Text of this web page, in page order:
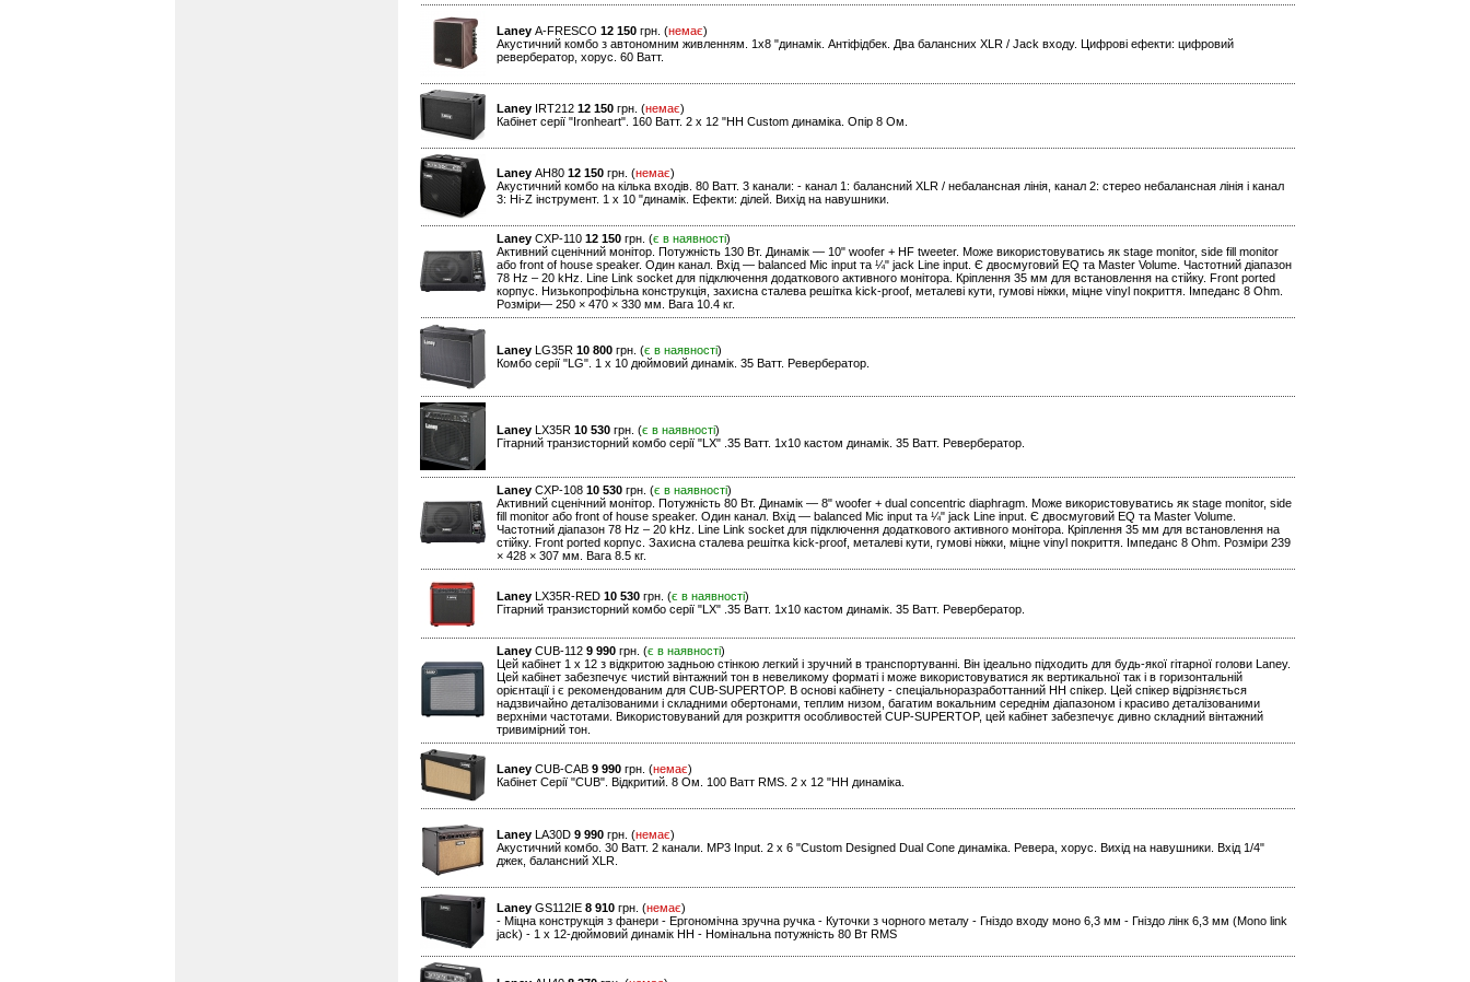
Laney A-FRESCO 12 150 грн. (немає)
Акустичний комбо з автономним живленням. 1х8 "динамік. Антіфідбек. Два балансних XLR / Jack входу. Цифрові ефекти: цифровий
ревербератор, хорус. 60 Ватт.
Laney IRT212 12 150 грн. (немає)
Кабінет серії "Ironheart". 160 Ватт. 2 x 12 "HH Custom динаміка. Опір 8 Ом.
Laney AH80 12 150 грн. (немає)
Акустичний комбо на кілька входів. 80 Ватт. 3 канали: - канал 1: балансний XLR / небалансная лінія, канал 2: стерео небалансная лінія і канал
3: Hi-Z інструмент. 1 x 10 "динамік. Ефекти: ділей. Вихід на навушники.
Laney CXP-110 12 150 грн. (є в наявності)
Активний сценічний монітор. Потужність 130 Вт. Динамік — 10" woofer + HF tweeter. Може використовуватись як stage monitor, side fill monitor
або front of house speaker. Один канал. Вхід — balanced Mic input та ¼" jack Line input. Є двосмуговий EQ та Master Volume. Частотний діапазон
78 Hz – 20 kHz. Line Link socket для підключення додаткового активного монітора. Кріплення 35 мм для встановлення на стійку. Front ported
корпус. Низькопрофільна конструкція, захисна сталева решітка kick-proof, металеві кути, гумові ніжки, міцне vinyl покриття. Імпеданс 8 Ohm.
Розміри— 250 × 470 × 330 мм. Вага 10.4 кг.
Laney LG35R 10 800 грн. (є в наявності)
Комбо серії "LG". 1 x 10 дюймовий динамік. 35 Ватт. Ревербератор.
Laney LX35R 10 530 грн. (є в наявності)
Гітарний транзисторний комбо серії "LХ" .35 Ватт. 1х10 кастом динамік. 35 Ватт. Ревербератор.
Laney CXP-108 10 530 грн. (є в наявності)
Активний сценічний монітор. Потужність 80 Вт. Динамік — 8" woofer + dual concentric diaphragm. Може використовуватись як stage monitor, side
fill monitor або front of house speaker. Один канал. Вхід — balanced Mic input та ¼" jack Line input. Є двосмуговий EQ та Master Volume.
Частотний діапазон 78 Hz – 20 kHz. Line Link socket для підключення додаткового активного монітора. Кріплення 35 мм для встановлення на
стійку. Front ported корпус. Захисна сталева решітка kick-proof, металеві кути, гумові ніжки, міцне vinyl покриття. Імпеданс 8 Ohm. Розміри 239
× 428 × 307 мм. Вага 8.5 кг.
Laney LX35R-RED 10 530 грн. (є в наявності)
Гітарний транзисторний комбо серії "LХ" .35 Ватт. 1х10 кастом динамік. 35 Ватт. Ревербератор.
Laney CUB-112 9 990 грн. (є в наявності)
Цей кабінет 1 x 12 з відкритою задньою стінкою легкий і зручний в транспортуванні. Він ідеально підходить для будь-якої гітарної голови Laney.
Цей кабінет забезпечує чистий вінтажний тон в невеликому форматі і може використовуватися як вертикальної так і в горизонтальній
орієнтації і є рекомендованим для CUB-SUPERTOP. В основі кабінету - спеціальноразработтанний HH спікер. Цей спікер відрізняється
надзвичайно деталізованими і складними обертонами, теплим низом, багатим вокальним середнім діапазоном і красиво деталізованими
верхніми частотами. Використовуваний для розкриття особливостей CUP-SUPERTOP, цей кабінет забезпечує дивно складний вінтажний
тривимірний тон.
Laney CUB-CAB 9 990 грн. (немає)
Кабінет Серії "CUB". Відкритий. 8 Ом. 100 Ватт RMS. 2 х 12 "HH динаміка.
Laney LA30D 9 990 грн. (немає)
Акустичний комбо. 30 Ватт. 2 канали. MP3 Input. 2 х 6 "Custom Designed Dual Cone динаміка. Ревера, хорус. Вихід на навушники. Вхід 1/4"
джек, балансний XLR.
Laney GS112IE 8 910 грн. (немає)
- Міцна конструкція з фанери - Ергономічна зручна ручка - Куточки з чорного металу - Гніздо входу моно 6,3 мм - Гніздо лінк 6,3 мм (Mono link
jack) - 1 x 12-дюймовий динамік HH - Номінальна потужність 80 Вт RMS